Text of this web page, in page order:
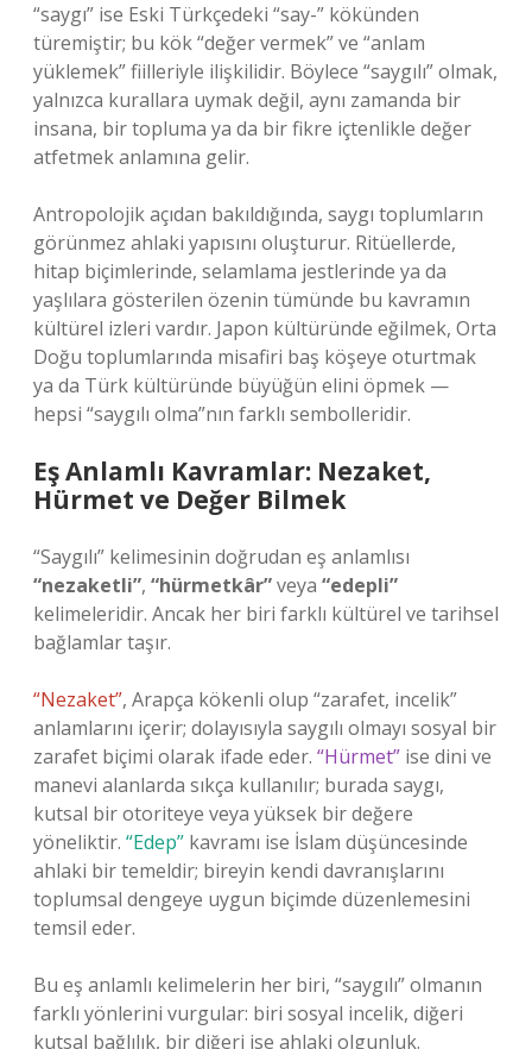
“saygı” ise Eski Türkçedeki “say-” kökünden
türemiştir; bu kök “değer vermek” ve “anlam
yüklemek” fiilleriyle ilişkilidir. Böylece “saygılı” olmak,
yalnızca kurallara uymak değil, aynı zamanda bir
insana, bir topluma ya da bir fikre içtenlikle değer
atfetmek anlamına gelir.
Antropolojik açıdan bakıldığında, saygı toplumların
görünmez ahlaki yapısını oluşturur. Ritüellerde,
hitap biçimlerinde, selamlama jestlerinde ya da
yaşlılara gösterilen özenin tümünde bu kavramın
kültürel izleri vardır. Japon kültüründe eğilmek, Orta
Doğu toplumlarında misafiri baş köşeye oturtmak
ya da Türk kültüründe büyüğün elini öpmek —
hepsi “saygılı olma”nın farklı sembolleridir.
Eş Anlamlı Kavramlar: Nezaket,
Hürmet ve Değer Bilmek
“Saygılı” kelimesinin doğrudan eş anlamlısı
“nezaketli”, “hürmetkâr”veya “edepli”
kelimeleridir. Ancak her biri farklı kültürel ve tarihsel
bağlamlar taşır.
“Nezaket”, Arapça kökenli olup “zarafet, incelik”
anlamlarını içerir; dolayısıyla saygılı olmayı sosyal bir
zarafet biçimi olarak ifade eder. “Hürmet” ise dini ve
manevi alanlarda sıkça kullanılır; burada saygı,
kutsal bir otoriteye veya yüksek bir değere
yöneliktir. “Edep” kavramı ise İslam düşüncesinde
ahlaki bir temeldir; bireyin kendi davranışlarını
toplumsal dengeye uygun biçimde düzenlemesini
temsil eder.
Bu eş anlamlı kelimelerin her biri, “saygılı” olmanın
farklı yönlerini vurgular: biri sosyal incelik, diğeri
kutsal bağlılık, bir diğeri ise ahlaki olgunluk.